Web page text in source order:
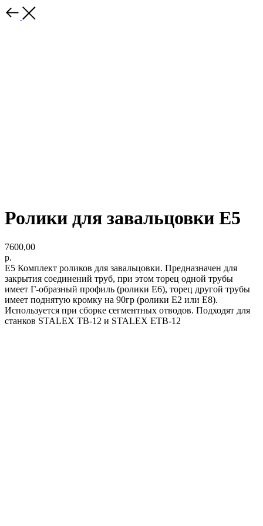
Ролики для завальцовки E5
7600,00
р.
Е5 Комплект роликов для завальцовки. Предназначен для
закрытия соединений труб, при этом торец одной трубы
имеет Г-образный профиль (ролики Е6), торец другой трубы
имеет поднятую кромку на 90гр (ролики Е2 или Е8).
Используется при сборке сегментных отводов. Подходят для
станков STALEX TB-12 и STALEX ETB-12